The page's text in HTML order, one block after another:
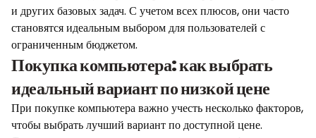
и других базовых задач. С учетом всех плюсов, они часто
становятся идеальным выбором для пользователей с
ограниченным бюджетом.
Покупка компьютера: как выбрать
идеальный вариант по низкой цене
При покупке компьютера важно учесть несколько факторов,
чтобы выбрать лучший вариант по доступной цене.